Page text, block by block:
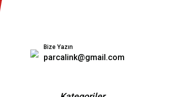
Bize Yazın
parcalink@gmail.com